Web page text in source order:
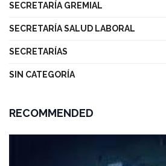
SECRETARÍA GREMIAL
SECRETARÍA SALUD LABORAL
SECRETARÍAS
SIN CATEGORÍA
RECOMMENDED